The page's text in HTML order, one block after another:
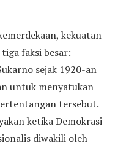
kekuatan
faksi besar:
sejak 1920-an
untuk menyatukan
tersebut.
ketika Demokrasi
diwakili oleh